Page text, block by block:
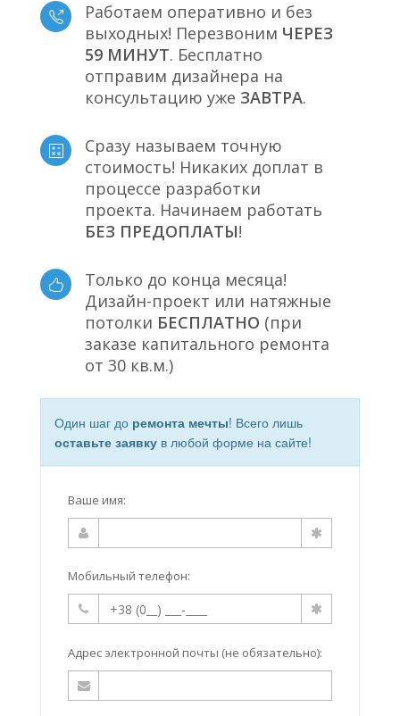
Работаем оперативно и без
выходных! Перезвоним ЧЕРЕЗ
59 МИНУТ. Бесплатно
отправим дизайнера на
консультацию уже ЗАВТРА.
Сразу называем точную
стоимость! Никаких доплат в
процессе разработки
проекта. Начинаем работать
БЕЗ ПРЕДОПЛАТЫ!
Только до конца месяца!
Дизайн-проект или натяжные
потолки БЕСПЛАТНО (при
заказе капитального ремонта
от 30 кв.м.)
Один шаг до ремонта мечты! Всего лишь
оставьте заявку в любой форме на сайте!
Ваше имя:
Мобильный телефон:
Адрес электронной почты (не обязательно):